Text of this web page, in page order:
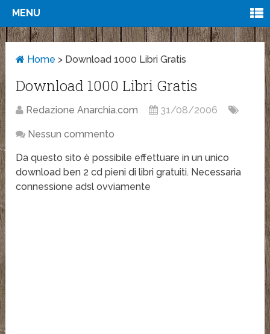
MENU
Home > Download 1000 Libri Gratis
Download 1000 Libri Gratis
Redazione Anarchia.com 31/08/2006
Nessun commento
Da questo sito è possibile effettuare in un unico
download ben 2 cd pieni di libri gratuiti. Necessaria
connessione adsl ovviamente